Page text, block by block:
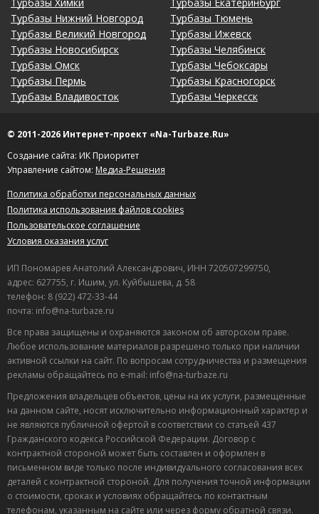
Турбазы Нижний Новгород
Турбазы Великий Новгород
Турбазы Новосибирск
Турбазы Омск
Турбазы Пермь
Турбазы Владивосток
Турбазы Тюмень
Турбазы Ижевск
Турбазы Челябинск
Турбазы Чебоксары
Турбазы Красногорск
Турбазы Черкесск
© 2011-2026 Интернет-проект «Na-Turbaze.Ru»
Создание сайта: ИК Приоритет
Управление сайтом: Медиа-Решения
Политика обработки персональных данных
Политика использования файлов cookies
Пользовательское соглашение
Условия оказания услуг
ИП Пономарев Анатолий Александрович, ИНН 720507299750,
адрес: 627755, г. Ишим, ул. Куйбышева, д. 58
телефон: 8 (922) 472-33-44
почта: info@na-turbaze.ru
Все права защищены и охраняются законом об авторском праве.
Любое использование материалов разрешено только при наличии
активной ссылки на сайт. По вопросам сотрудничества и размещения
рекламы обращайтесь по e-mail: info@na-turbaze.ru
Предложения владельцев объектов, цены на их услуги, размещенные
на данном сайте, носят исключительно информационный характер и
не являются публичной офертой в соответствии со статьей 437
Гражданского кодекса Российской Федерации. Договор с
контрактной стороной может быть составлен и оформлен в
письменном виде только после индивидуального согласования всех
деталей с контрактной стороной. Для получения точной информации
о стоимости, сроках и условиях обращайтесь по контактным
телефонам, указанным на сайте или через форму обратной связи.